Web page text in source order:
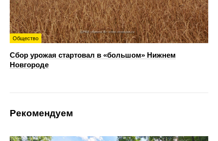
Общество
Сбор урожая стартовал в «большом» Нижнем
Новгороде
Рекомендуем